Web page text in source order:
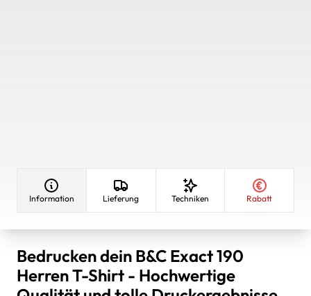
Information Lieferung Techniken Rabatt
Bedrucken dein B&C Exact 190
Herren T-Shirt - Hochwertige